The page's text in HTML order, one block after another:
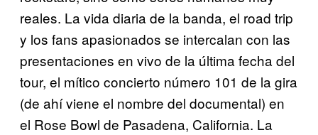
reales. La vida diaria de la banda, el road trip
y los fans apasionados se intercalan con las
presentaciones en vivo de la última fecha del
tour, el mítico concierto número 101 de la gira
(de ahí viene el nombre del documental) en
el Rose Bowl de Pasadena, California. La